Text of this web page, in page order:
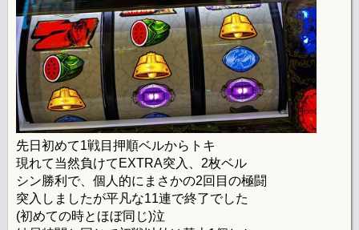
先日初めて1戦目押順ベルからトキ
現れて当然負けてEXTRA突入、2枚ベル
シン勝利で、個人的にまさかの2回目の極闘
突入しましたが平凡な11連で終了でした
(初めての時とほぼ同じ)泣